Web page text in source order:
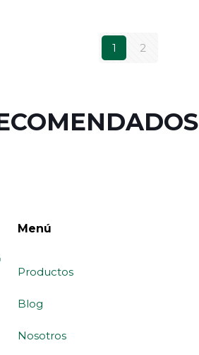
1 2
Menú
Productos
Blog
Nosotros